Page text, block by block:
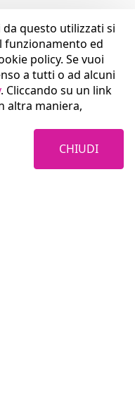
questo utilizzati si
funzionamento ed
policy. Se vuoi
a tutti o ad alcuni
. Cliccando su un link
altra maniera,
CHIUDI